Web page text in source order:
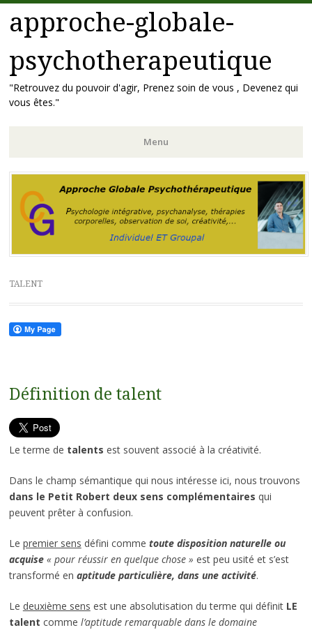
approche-globale-
psychotherapeutique
"Retrouvez du pouvoir d'agir, Prenez soin de vous , Devenez qui
vous êtes."
Menu
Aller
au
contenu
principal
TALENT
Définition de talent
Le terme de talents est souvent associé à la créativité.
Dans le champ sémantique qui nous intéresse ici, nous trouvons
dans le Petit Robert deux sens complémentaires qui
peuvent prêter à confusion.
Le premier sens défini comme toute disposition naturelle ou
acquise « pour réussir en quelque chose » est peu usité et s’est
transformé en aptitude particulière, dans une activité.
Le deuxième sens est une absolutisation du terme qui définit LE
talent comme l’aptitude remarquable dans le domaine